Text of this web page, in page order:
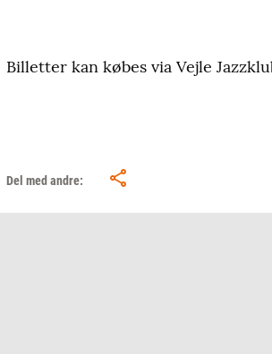
Billetter kan købes via Vejle
Del med andre: